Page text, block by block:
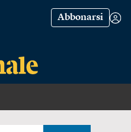
Abbonarsi